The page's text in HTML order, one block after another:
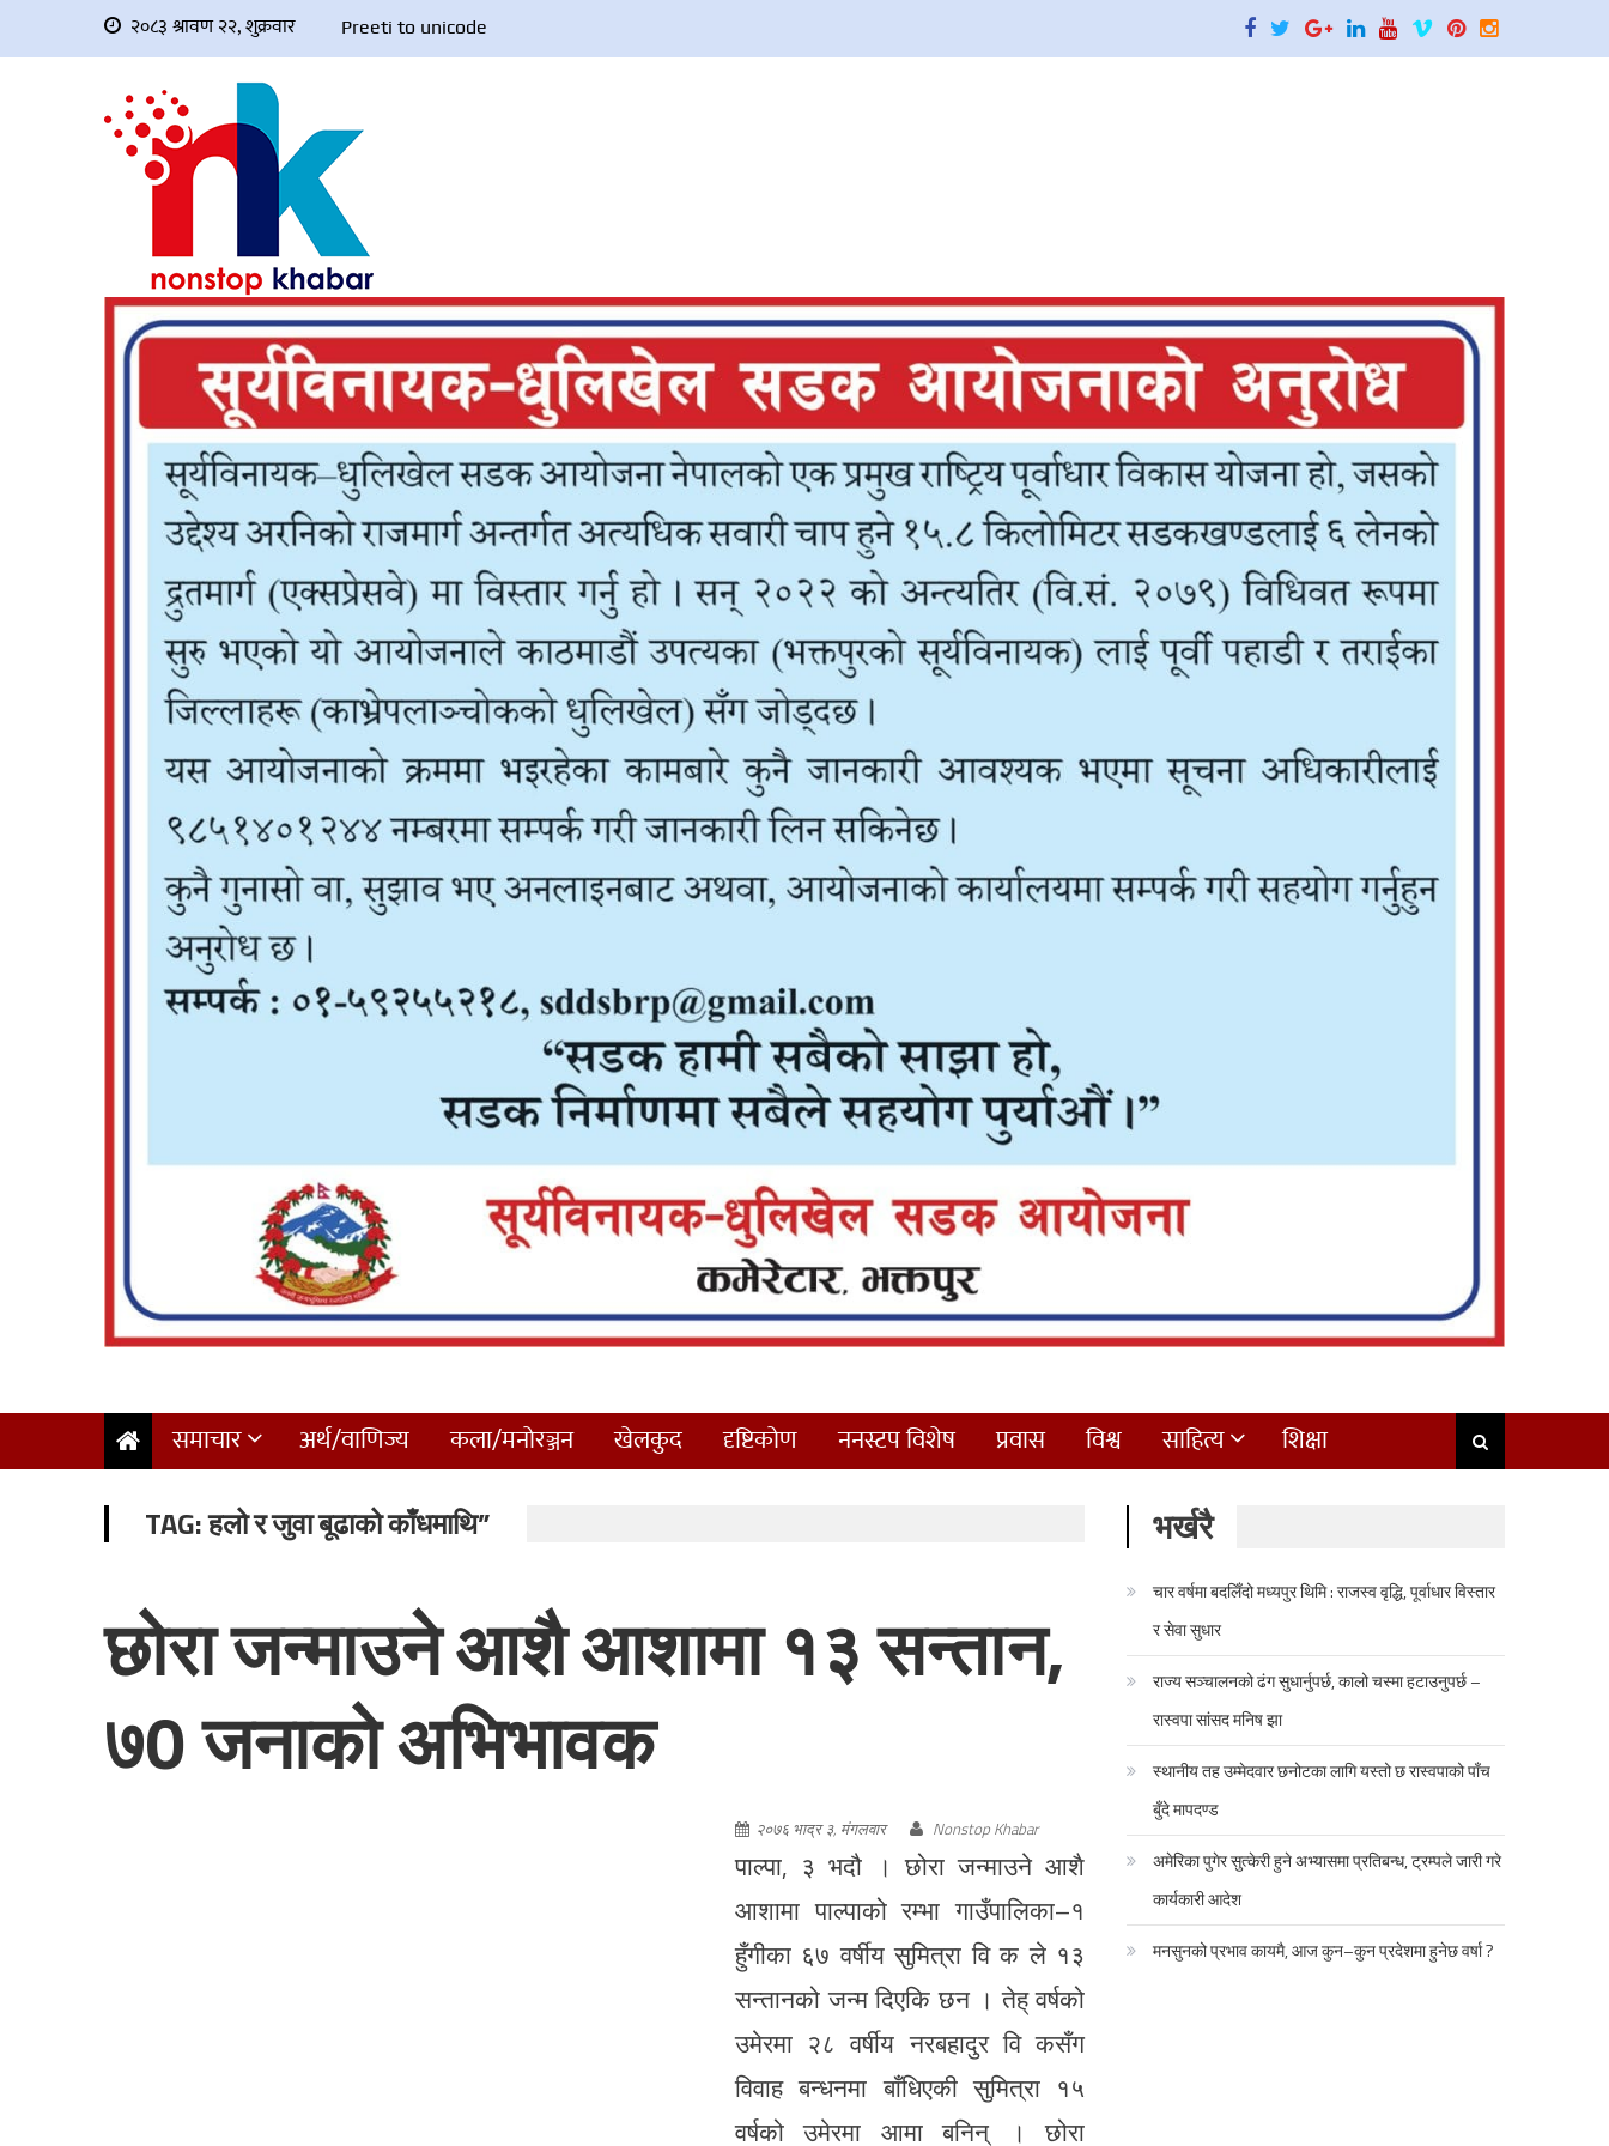
२०८३ श्रावण २२, शुक्रवार Preeti to unicode
समाचार अर्थ/वाणिज्य कला/मनोरञ्जन खेलकुद दृष्टिकोण ननस्टप विशेष प्रवास विश्व साहित्य शिक्षा
TAG:हलो र जुवा बूढाको काँधमाथि”
छोरा जन्माउने आशै आशामा १३ सन्तान,
७0 जनाको अभिभावक
२०७६ भाद्र ३, मंगलवार Nonstop Khabar
पाल्पा, ३ भदौ । छोरा जन्माउने आशै
आशामा पाल्पाको रम्भा गाउँपालिका–१
हुँगीका ६७ वर्षीय सुमित्रा वि क ले १३
सन्तानको जन्म दिएकि छन । तेह् वर्षको
उमेरमा २८ वर्षीय नरबहादुर वि कसँग
विवाह बन्धनमा बाँधिएकी सुमित्रा १५
वर्षको उमेरमा आमा बनिन् । छोरा
भर्खरै
चार वर्षमा बदलिँदो मध्यपुर थिमि : राजस्व वृद्धि, पूर्वाधार विस्तार
र सेवा सुधार
राज्य सञ्चालनको ढंग सुधार्नुपर्छ, कालो चस्मा हटाउनुपर्छ –
रास्वपा सांसद मनिष झा
स्थानीय तह उम्मेदवार छनोटका लागि यस्तो छ रास्वपाको पाँच
बुँदे मापदण्ड
अमेरिका पुगेर सुत्केरी हुने अभ्यासमा प्रतिबन्ध, ट्रम्पले जारी गरे
कार्यकारी आदेश
मनसुनको प्रभाव कायमै, आज कुन–कुन प्रदेशमा हुनेछ वर्षा ?